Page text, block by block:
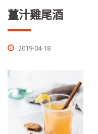
薑汁雞尾酒
2019-04-18